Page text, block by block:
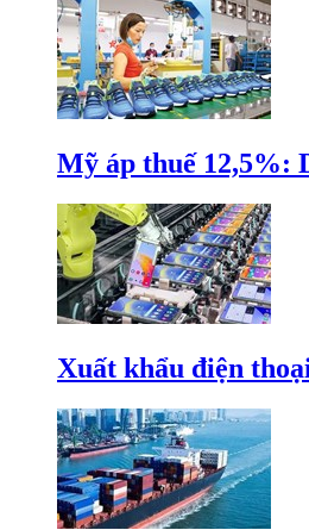
Mỹ áp thuế 12,5%:
Xuất khẩu điện